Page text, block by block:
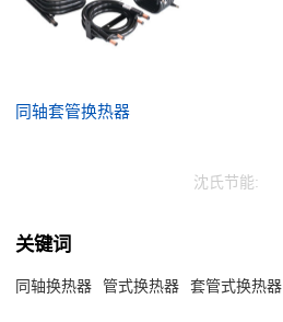
同轴套管换热器
沈氏节能:
关键词
同轴换热器 管式换热器 套管式换热器